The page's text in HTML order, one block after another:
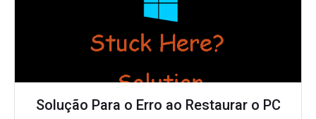
Solução Para o Erro ao Restaurar o PC